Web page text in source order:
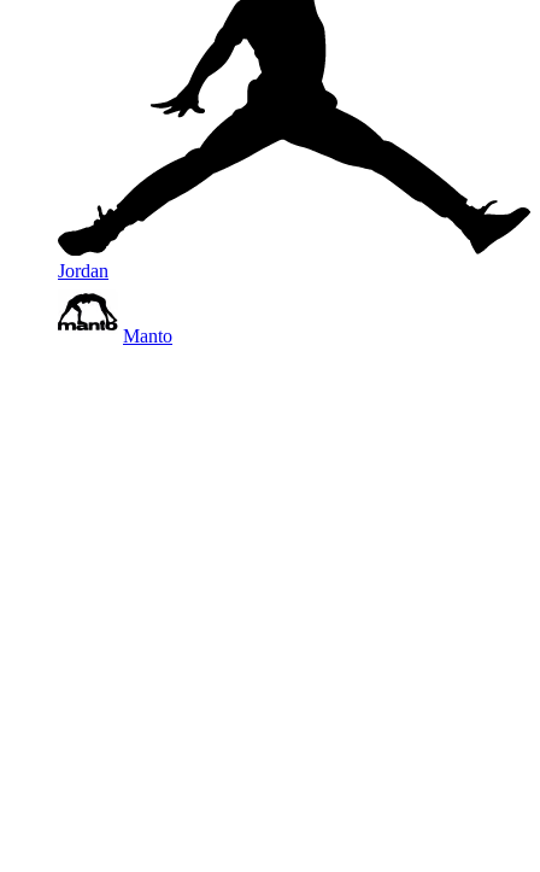
Jordan
Manto